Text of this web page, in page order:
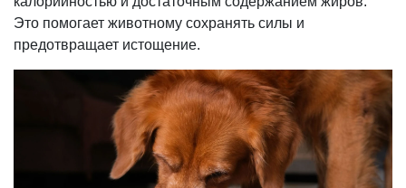
Это помогает животному сохранять силы и
предотвращает истощение.